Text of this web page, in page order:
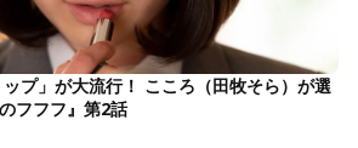
プ」が大流行！ こころ（田牧そら）が選
フフフ』第2話